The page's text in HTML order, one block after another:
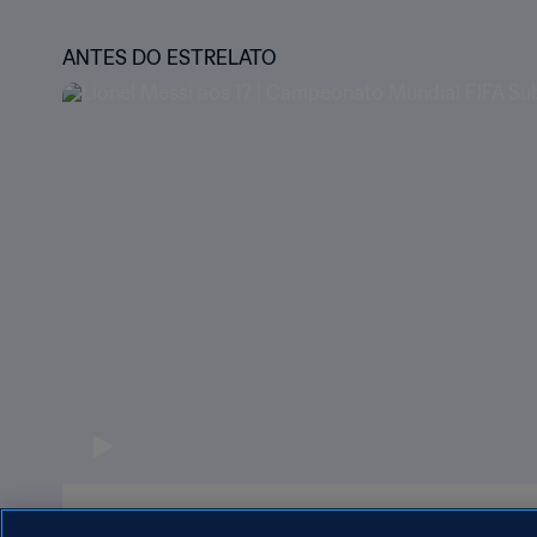
ANTES DO ESTRELATO
Lionel Messi aos 17 | Campeonato Mundial